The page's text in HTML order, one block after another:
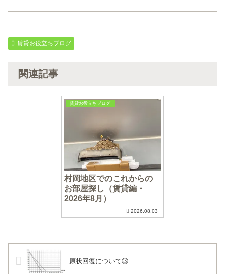
賃貸お役立ちブログ
関連記事
賃貸お役立ちブログ
村岡地区でのこれからの
お部屋探し（賃貸編・
2026年8月）
2026.08.03
原状回復について③